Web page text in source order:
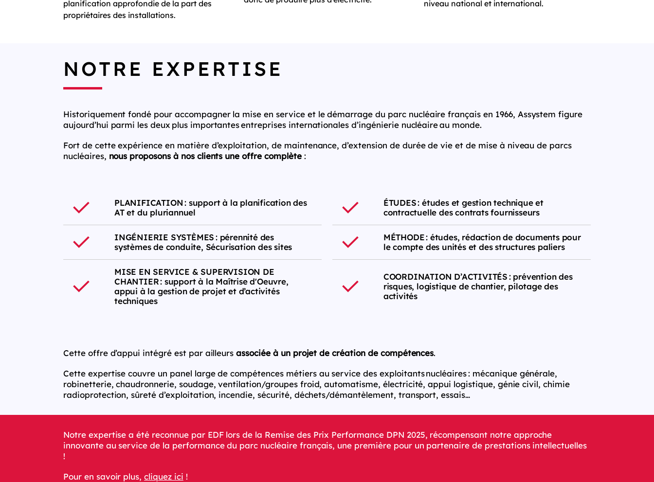
planification approfondie de la part des
propriétaires des installations.
niveau national et international.
NOTRE EXPERTISE
Historiquement fondé pour accompagner la mise en service et le démarrage du parc nucléaire français en 1966, Assystem figure
aujourd’hui parmi les deux plus importantes entreprises internationales d’ingénierie nucléaire au monde.
Fort de cette expérience en matière d’exploitation, de maintenance, d’extension de durée de vie et de mise à niveau de parcs
nucléaires, nous proposons à nos clients une offre complète:
PLANIFICATION : support à la planification des
AT et du pluriannuel
ÉTUDES : études et gestion technique et
contractuelle des contrats fournisseurs
INGÉNIERIE SYSTÈMES : pérennité des
systèmes de conduite, Sécurisation des sites
MÉTHODE : études, rédaction de documents pour
le compte des unités et des structures paliers
MISE EN SERVICE & SUPERVISION DE
CHANTIER : support à la Maîtrise d'Oeuvre,
appui à la gestion de projet et d’activités
techniques
COORDINATION D’ACTIVITÉS : prévention des
risques, logistique de chantier, pilotage des
activités
Cette offre d’appui intégré est par ailleursassociée à un projet de création de compétences.
Cette expertise couvre un panel large de compétences métiers au service des exploitants nucléaires : mécanique générale,
robinetterie, chaudronnerie, soudage, ventilation/groupes froid, automatisme, électricité, appui logistique, génie civil, chimie
radioprotection, sûreté d’exploitation, incendie, sécurité, déchets/démantèlement, transport, essais…
Notre expertise a été reconnue par EDF lors de la Remise des Prix Performance DPN 2025, récompensant notre approche
innovante au service de la performance du parc nucléaire français, une première pour un partenaire de prestations intellectuelles
!
Pour en savoir plus,cliquez ici !